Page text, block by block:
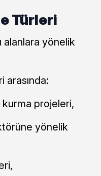
Türleri
alanlara yönelik
arasında:
kurma projeleri,
yönelik